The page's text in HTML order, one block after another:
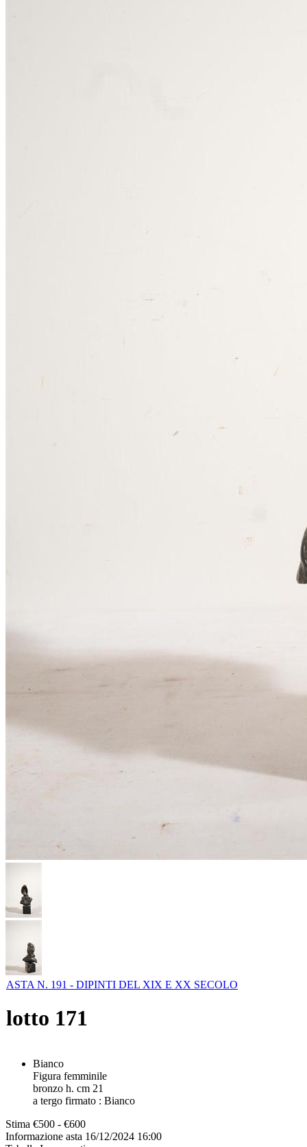
ASTA N. 191 - DIPINTI DEL XIX E XX SECOLO
lotto 171
Bianco
Figura femminile
bronzo h. cm 21
a tergo firmato : Bianco
Stima €500 - €600
Informazione asta 16/12/2024 16:00